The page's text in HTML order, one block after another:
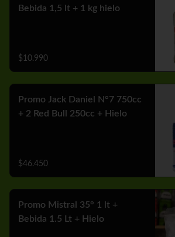
Bebida 1,5 lt + 1 kg hielo
$10.990
Promo Jack Daniel N°7 750cc
+ 2 Red Bull 250cc + Hielo
$46.450
Promo Mistral 35° 1 lt +
Bebida 1.5 Lt + Hielo